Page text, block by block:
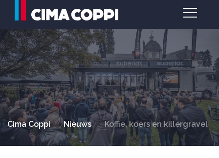
Cima Coppi Nieuws Koffie, koers en killergravel